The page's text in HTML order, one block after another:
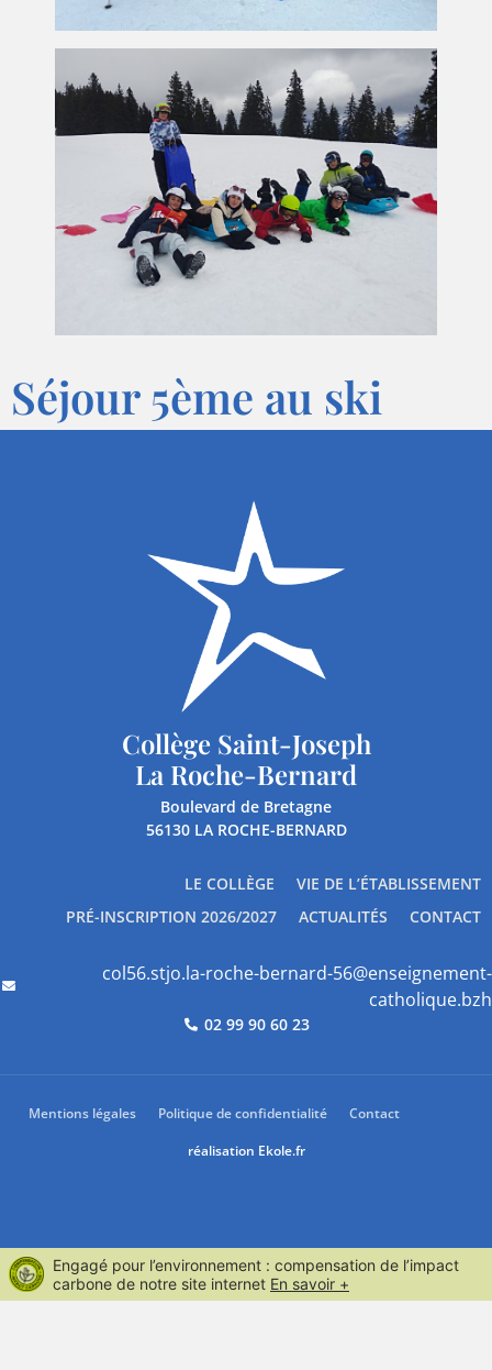
Séjour 5ème au ski
Collège Saint-Joseph
La Roche-Bernard
Boulevard de Bretagne
56130 LA ROCHE-BERNARD
LE COLLÈGE
VIE DE L’ÉTABLISSEMENT
PRÉ-INSCRIPTION 2026/2027
ACTUALITÉS CONTACT
col56.stjo.la-roche-bernard-56@enseignement-
catholique.bzh
02 99 90 60 23
Mentions légales Politique de confidentialité
Contact
réalisation Ekole.fr
Engagé pour l’environnement : compensation de l’impact
carbone de notre site internet En savoir +